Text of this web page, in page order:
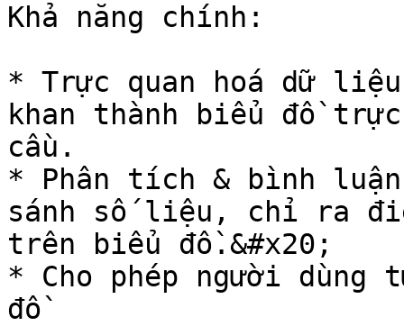
Khả năng chính:
* Trực quan hoá dữ
khan thành biểu đồ
cầu.
* Phân tích & bình
sánh số liệu, chỉ ra
trên biểu đồ.&#x20;
* Cho phép người dùng
đồ